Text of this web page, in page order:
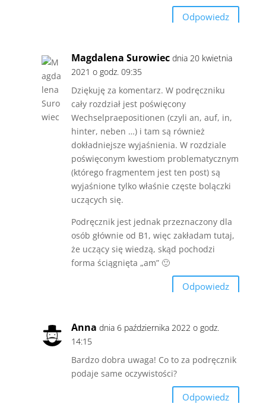
Odpowiedz
Magdalena Surowiec dnia 20 kwietnia
2021 o godz. 09:35
Dziękuję za komentarz. W podręczniku
cały rozdział jest poświęcony
Wechselpraepositionen (czyli an, auf, in,
hinter, neben …) i tam są również
dokładniejsze wyjaśnienia. W rozdziale
poświęconym kwestiom problematycznym
(którego fragmentem jest ten post) są
wyjaśnione tylko właśnie częste bolączki
uczących się.
Podręcznik jest jednak przeznaczony dla
osób głównie od B1, więc zakładam tutaj,
że uczący się wiedzą, skąd pochodzi
forma ściągnięta „am” 🙂
Odpowiedz
Anna dnia 6 października 2022 o godz.
14:15
Bardzo dobra uwaga! Co to za podręcznik
podaje same oczywistości?
Odpowiedz